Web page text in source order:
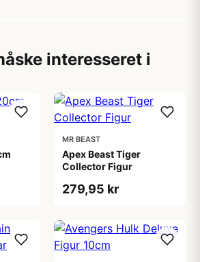
interesseret i
MR BEAST
Apex Beast Tiger
Collector Figur
279,95 kr